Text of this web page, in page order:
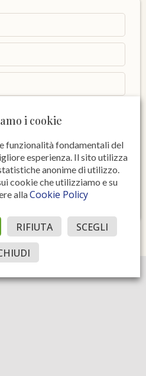
)
INVIA
i cookie
funzionalità fondamentali del
esperienza. Il sito utilizza
anonime di utilizzo.
cookie che utilizziamo e su
allaCookie Policy
RIFIUTA
SCEGLI